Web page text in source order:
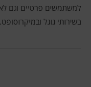
למשתמשים פרטיים וגם
בשירותי גוגל ובמיקרוסופט.